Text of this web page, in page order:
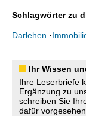
Schlagwörter zu
Darlehen ·
Ihr Wissen
Ihre Leserbriefe
Ergänzung zu
schreiben Sie
dafür